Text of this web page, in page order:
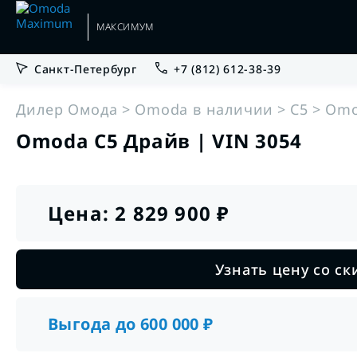
МАКСИМУМ
•Кредит
Trade-in
•
•Сервис
OMODA C5 Новый
от 1 796 000 ₽
Санкт-Петербург +7 (812) 612-38-39
Дилер Омода Omoda в наличии C5
Omoda C5 Драйв | VIN 3054
Цена: 2 829 900 ₽
Узнать цену со
Выгода до600 000 ₽